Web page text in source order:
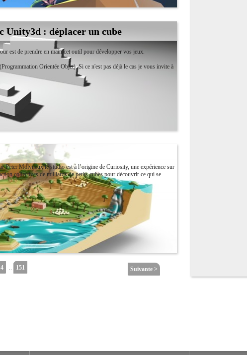
Unity3d : déplacer un cube
est de prendre en main cet outil pour développer vos jeux.
Orientée Objet). Si ce n'est pas déjà le cas je vous invite à
Peter Molyneux le studio est à l’origine de Curiosity, une expérience sur
collectives de milliards de petits cubes pour découvrir ce qui se
4 151 Suivante >